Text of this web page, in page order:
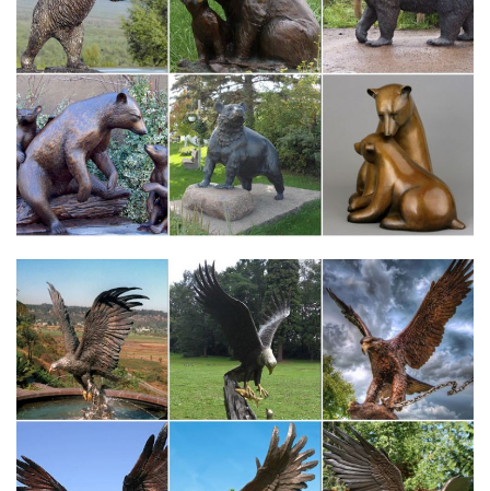
souvenirs from Saint-Petersburg Минимальная сумма заказа
5000 рублей.Наступающий 2018 год -это год Желтой
Собаки,которая является символом верности, преданности и
житейской мудрости.
Фигурки и статуэтки сувенирные Символы года купить…
Статуэтка "Собачка средняя №6" бронза змеевик 50х50х55 мм
143 гр.Чтобы узнать, как купить фигурку и статуэтку
сувенирную Символ года в Санкт-Петербурге по доступной
цене, воспользуйтесь нашим сервисом.
Фигурка собаки "Бассет" купить в магазине подарков Дарград
по…
г. Санкт-Петербург, ул. Садовая 22/2 (вход с пер. Крылова д. 2)
(посмотреть график работы).Фигурка собаки "Бассет". Артикул:
16705. Условия доставки.Перед обаянием этих фигурок
сложно устоять. Подарив статуэтку «Бассет» вы доставите
огромное удовольствие своему…
Символ года: собака купить в интернет-магазине…
Купить символ года: собака в интернет-магазине «Игрушки у